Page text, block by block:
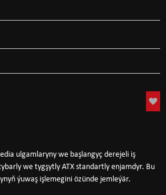
ulgamlaryny we başlangyç derejeli iş
we tygşytly ATX standartly enjamdyr. Bu
ýuwaş işlemegini özünde jemleýär.